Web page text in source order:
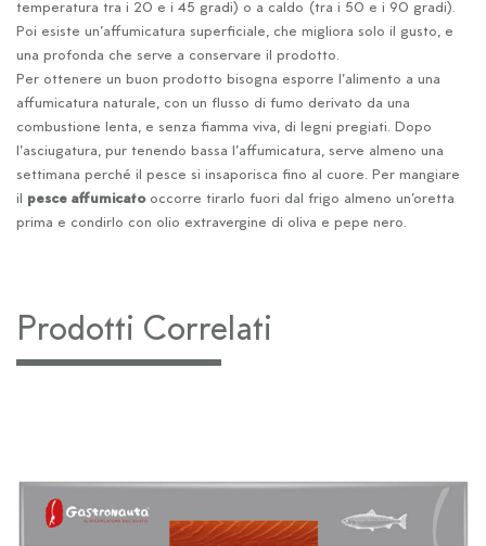
temperatura tra i 20 e i 45 gradi) o a caldo (tra i 50 e i 90 gradi).
Poi esiste un’affumicatura superficiale, che migliora solo il gusto, e
una profonda che serve a conservare il prodotto.
Per ottenere un buon prodotto bisogna esporre l’alimento a una
affumicatura naturale, con un flusso di fumo derivato da una
combustione lenta, e senza fiamma viva, di legni pregiati. Dopo
l’asciugatura, pur tenendo bassa l’affumicatura, serve almeno una
settimana perché il pesce si insaporisca fino al cuore. Per mangiare
il pesce affumicatooccorre tirarlo fuori dal frigo almeno un’oretta
prima e condirlo con olio extravergine di oliva e pepe nero.
Prodotti Correlati